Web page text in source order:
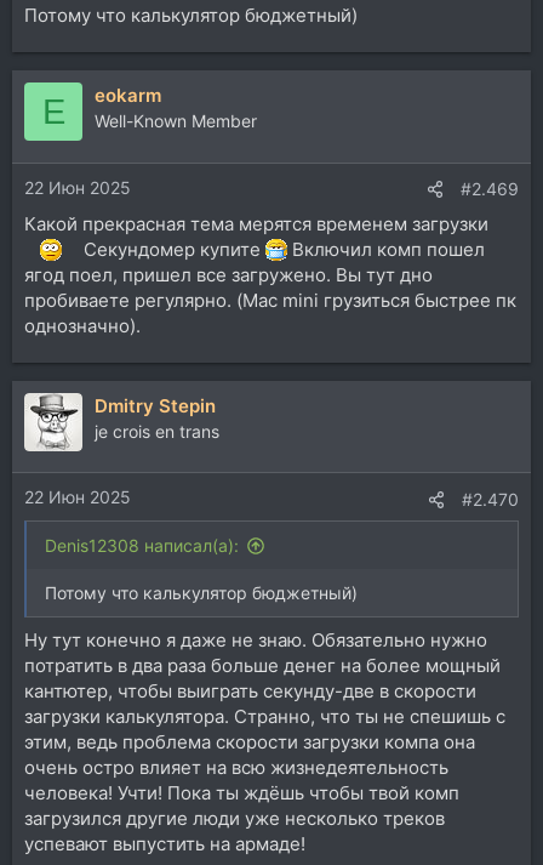
Потому что калькулятор бюджетный)
E eokarm
Well-Known Member
22 Июн 2025 #2.469
Какой прекрасная тема мерятся временем загрузки
Секундомер купите
Включил комп пошел
ягод поел, пришел все загружено. Вы тут дно
пробиваете регулярно. (Mac mini грузиться быстрее пк
однозначно).
Dmitry Stepin
je crois en trans
22 Июн 2025 #2.470
Denis12308 написал(а):
Потому что калькулятор бюджетный)
Ну тут конечно я даже не знаю. Обязательно нужно
потратить в два раза больше денег на более мощный
кантютер, чтобы выиграть секунду-две в скорости
загрузки калькулятора. Странно, что ты не спешишь с
этим, ведь проблема скорости загрузки компа она
очень остро влияет на всю жизнедеятельность
человека! Учти! Пока ты ждёшь чтобы твой комп
загрузился другие люди уже несколько треков
успевают выпустить на армаде!